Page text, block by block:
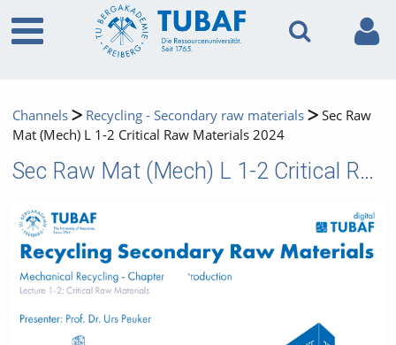
Channels Recycling - Secondary raw materials
Sec Raw
Mat (Mech) L 1-2 Critical Raw Materials 2024
Sec Raw Mat (Mech) L 1-2 Critical Raw Materials 2024